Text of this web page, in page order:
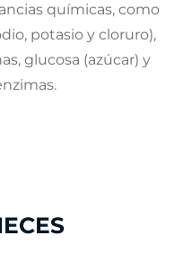
químicas, como
potasio y cloruro),
glucosa (azúcar) y